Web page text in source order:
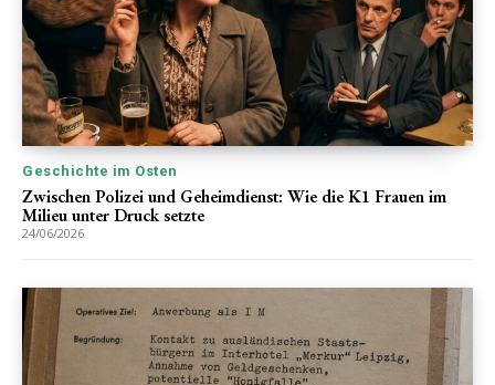
Geschichte im Osten
Zwischen Polizei und Geheimdienst: Wie die K1 Frauen im
Milieu unter Druck setzte
24/06/2026